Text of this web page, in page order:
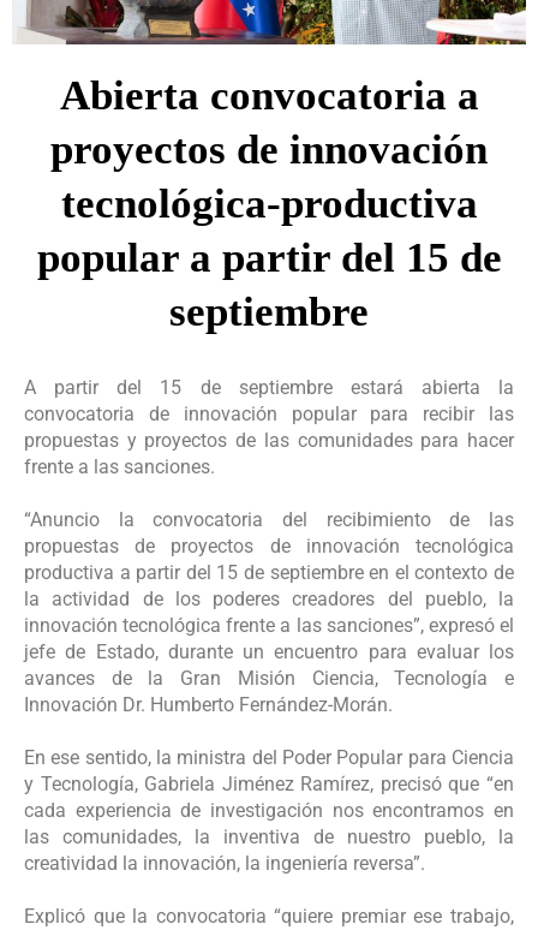
Abierta convocatoria a
proyectos de innovación
tecnológica-productiva
popular a partir del 15 de
septiembre
A partir del 15 de septiembre estará abierta la
convocatoria de innovación popular para recibir las
propuestas y proyectos de las comunidades para hacer
frente a las sanciones.
“Anuncio la convocatoria del recibimiento de las
propuestas de proyectos de innovación tecnológica
productiva a partir del 15 de septiembre en el contexto de
la actividad de los poderes creadores del pueblo, la
innovación tecnológica frente a las sanciones”, expresó el
jefe de Estado, durante un encuentro para evaluar los
avances de la Gran Misión Ciencia, Tecnología e
Innovación Dr. Humberto Fernández-Morán.
En ese sentido, la ministra del Poder Popular para Ciencia
y Tecnología, Gabriela Jiménez Ramírez, precisó que “en
cada experiencia de investigación nos encontramos en
las comunidades, la inventiva de nuestro pueblo, la
creatividad la innovación, la ingeniería reversa”.
Explicó que la convocatoria “quiere premiar ese trabajo,